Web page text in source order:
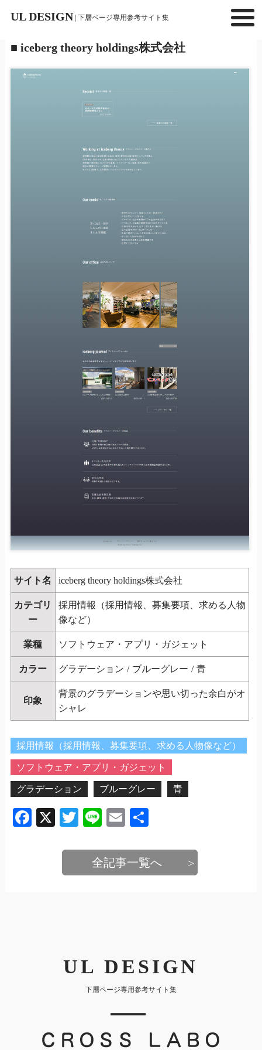
UL DESIGN | 下層ページ専用参考サイト集
■ iceberg theory holdings株式会社
サイト名 iceberg theory holdings株式会社
カテゴリ
ー
採用情報（採用情報、募集要項、求める人物
像など）
業種 ソフトウェア・アプリ・ガジェット
カラー グラデーション / ブルーグレー / 青
印象
背景のグラデーションや思い切った余白がオ
シャレ
採用情報（採用情報、募集要項、求める人物像など）
ソフトウェア・アプリ・ガジェット
グラデーション ブルーグレー 青
Facebook
X TwitterLineEmail
全記事一覧へ
UL DESIGN
下層ページ専用参考サイト集
｜